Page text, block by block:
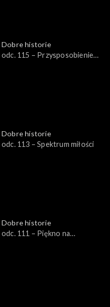
Dobre historie
odc. 115 – Przysposobienie
Dobre historie
odc. 113 – Spektrum miłości
Dobre historie
odc. 111 – Piękno na